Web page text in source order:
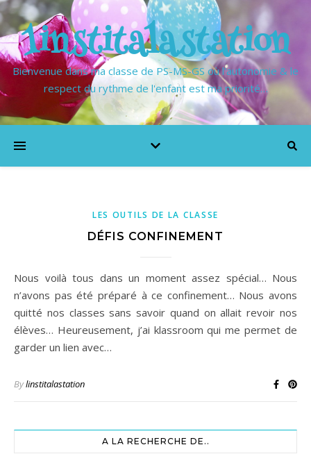
1institalastation
Bienvenue dans ma classe de PS-MS-GS où l'autonomie & le
respect du rythme de l'enfant est ma priorité…
LES OUTILS DE LA CLASSE
DÉFIS CONFINEMENT
Nous voilà tous dans un moment assez spécial… Nous
n’avons pas été préparé à ce confinement… Nous avons
quitté nos classes sans savoir quand on allait revoir nos
élèves… Heureusement, j’ai klassroom qui me permet de
garder un lien avec…
Bylinstitalastation
A LA RECHERCHE DE..